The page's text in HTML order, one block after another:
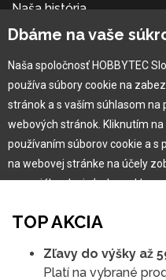
Naša história
Kariéra
Pre zákazníka
Garancia najlepšej ceny
Užívateľský manuál
Obchodné podmienky
Zákazník & partner
Novinky
TOP AKCIA
Zľavy do výšky až
Platí na vybrané
Dbáme na vaše
Naša spoločnosť HOBBYTEC
používa súbory cookie na
stránok a s vaším súhlasom na
webových stránok. Kliknutím
používaním súborov cookie a s
na webovej stránke na účely
na sociálnych sieťach a
Viac informácií
Na našich webových